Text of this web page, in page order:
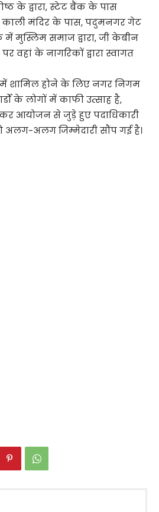
के द्वारा, स्टेट बैंक के पास
काली मंदिर के पास, पदुमनगर गेट
मुस्लिम समाज द्वारा, जी केबीन
वहां के नागरिकों द्वारा स्वागत
में शामिल होने के लिए नगर निगम
के लोगों में काफी उत्साह है,
आयोजन से जुड़े हुए पदाधिकारी
अलग-अलग जिम्मेदारी सौंप गई है।